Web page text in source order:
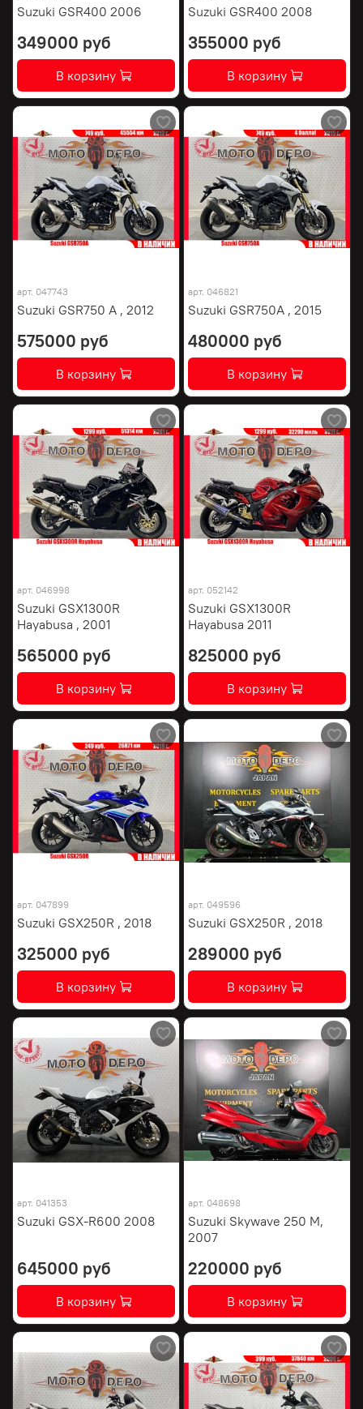
Suzuki GSR400 2006
349000 руб
В корзину
Suzuki GSR400 2008
355000 руб
В корзину
арт. 047743
Suzuki GSR750 A , 2012
575000 руб
В корзину
арт. 046821
Suzuki GSR750A , 2015
480000 руб
В корзину
арт. 046998
Suzuki GSX1300R
Hayabusa , 2001
565000 руб
В корзину
арт. 052142
Suzuki GSX1300R
Hayabusa 2011
825000 руб
В корзину
арт. 047899
Suzuki GSX250R , 2018
325000 руб
В корзину
арт. 049596
Suzuki GSX250R , 2018
289000 руб
В корзину
арт. 041353
Suzuki GSX-R600 2008
645000 руб
В корзину
арт. 048698
Suzuki Skywave 250 M,
2007
220000 руб
В корзину